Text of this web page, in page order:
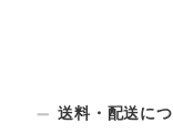
送料・配送に